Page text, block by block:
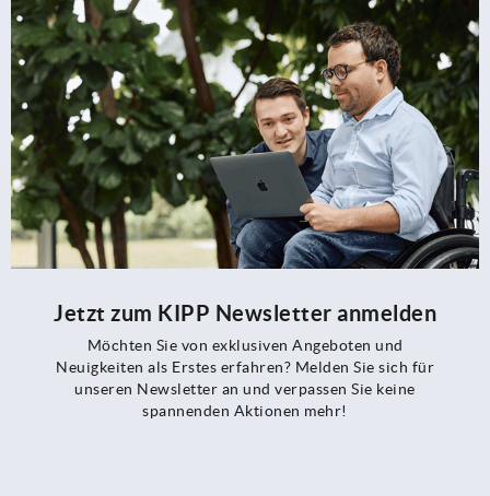
Jetzt zum KIPP Newsletter anmelden
Möchten Sie von exklusiven Angeboten und
Neuigkeiten als Erstes erfahren? Melden Sie sich für
unseren Newsletter an und verpassen Sie keine
spannenden Aktionen mehr!